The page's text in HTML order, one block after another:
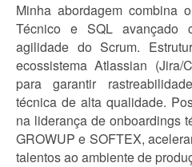
Minha abordagem combina
Técnico e SQL
agilidade do Scrum.
ecossistema Atlassian
para garantir
técnica de alta qualidade.
na liderança de onboardings
GROWUP e SOFTEX,
talentos ao ambiente de